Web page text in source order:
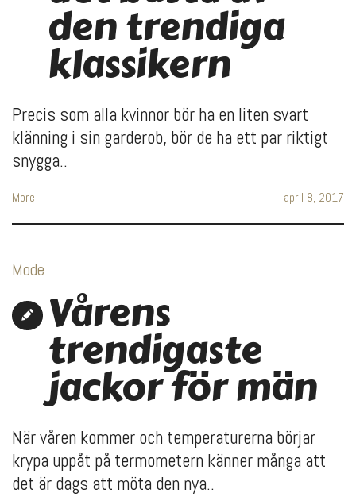
den trendiga
klassikern
Precis som alla kvinnor bör ha en liten svart
klänning i sin garderob, bör de ha ett par riktigt
snygga..
More april 8, 2017
Mode
Vårens
trendigaste
jackor för män
När våren kommer och temperaturerna börjar
krypa uppåt på termometern känner många att
det är dags att möta den nya..